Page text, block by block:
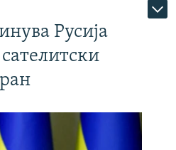
Русија